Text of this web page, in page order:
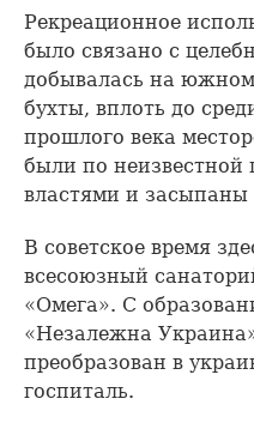
Рекреационное
было связано с
добывалась на
бухты, вплоть до
прошлого века
были по
властями и засыпаны
В советское время
всесоюзный
«Омега». С
«Незалежна
преобразован в
госпиталь.